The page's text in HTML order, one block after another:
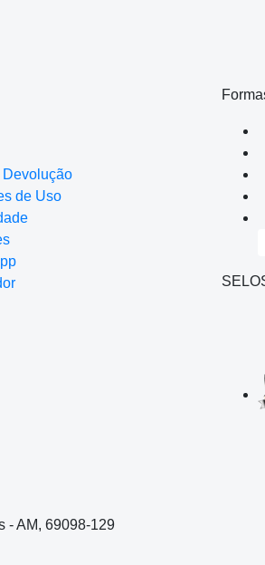
Devolução
de Uso
- AM, 69098-129